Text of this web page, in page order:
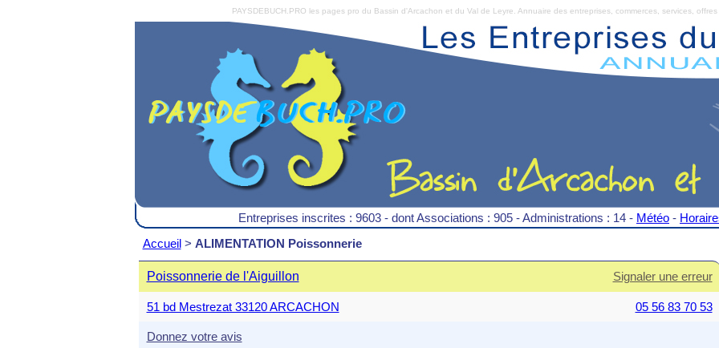
PAYSDEBUCH.PRO les pages pro du Bassin d'Arcachon et du Val de Leyre. Annuaire des entreprises, commerces, services,
Entreprises inscrites : 9603 - dont Associations : 905 - Administrations : 14 - Météo -
Accueil> ALIMENTATION Poissonnerie
Poissonnerie de l'Aiguillon Signaler une erreur
51 bd Mestrezat 33120 ARCACHON 05 56 83 70 53
Donnez votre avis